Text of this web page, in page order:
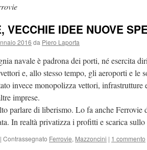
VECCHIE IDEE NUOVE
2016 da Piero Laporta
navale è padrona dei porti, né esercita
e, allo stesso tempo, gli aeroporti e le
invece monopolizza vettori,
imprese.
parlare di liberismo. Lo fa anche Ferrovie
In realtà privatizza i profitti e scarica
| Contrassegnato Ferrovie, Mazzoncini | 1 commento